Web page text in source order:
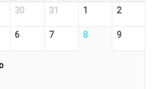
30 31 1 2
6 7 8 9